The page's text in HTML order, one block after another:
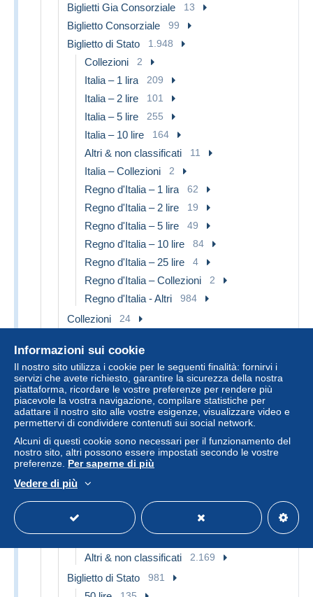
Biglietti Gia Consorziale 13
Biglietto Consorziale 99
Biglietto di Stato 1.948
Collezioni 2
Italia – 1 lira 209
Italia – 2 lire 101
Italia – 5 lire 255
Italia – 10 lire 164
Altri & non classificati 11
Italia – Collezioni 2
Regno d'Italia – 1 lira 62
Regno d'Italia – 2 lire 19
Regno d'Italia – 5 lire 49
Regno d'Italia – 10 lire 84
Regno d'Italia – 25 lire 4
Regno d'Italia – Collezioni 2
Regno d'Italia - Altri 984
Collezioni 24
1946-2001 Repubblica
Banca d'Italia 6.818
1000 lire 1.969
2000 lire 415
5000 lire 555
10000 lire 1.051
20000 lire 25
50000 lire
100000 lire 234
500000 lire 14
Altri & non classificati 2.169
Biglietto di Stato 981
Informazioni sui cookie
Il nostro sito utilizza i cookie per le seguenti finalità: fornirvi i
servizi che avete richiesto, garantire la sicurezza della nostra
piattaforma, ricordare le vostre preferenze per rendere più
piacevole la vostra navigazione, compilare statistiche per
adattare il nostro sito alle vostre esigenze, visualizzare video e
permettervi di condividere contenuti sui social network.
Alcuni di questi cookie sono necessari per il funzionamento del
nostro sito, altri possono essere impostati secondo le vostre
preferenze. Per saperne di più
Vedere di più